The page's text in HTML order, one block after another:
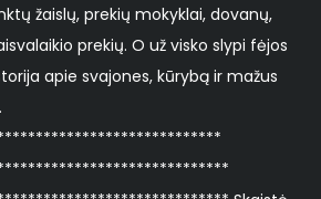
žaislų, prekių mokyklai, dovanų,
prekių. O už visko slypi fėjos
apie svajones, kūrybą ir mažus